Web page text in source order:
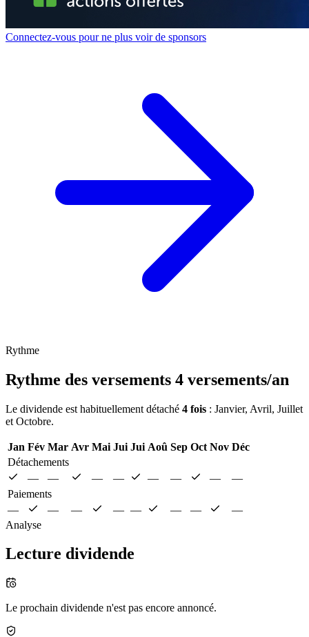
Connectez-vous pour ne plus voir de sponsors
Rythme
Rythme des versements 4 versements/an
Le dividende est habituellement détaché 4 fois : Janvier, Avril, Juillet
et Octobre.
Jan Fév Mar Avr Mai Jui Jui Aoû Sep Oct Nov Déc
Détachements
—
— — — — — —
—
Paiements
—
— — — — — —
—
Analyse
Lecture dividende
Le prochain dividende n'est pas encore annoncé.